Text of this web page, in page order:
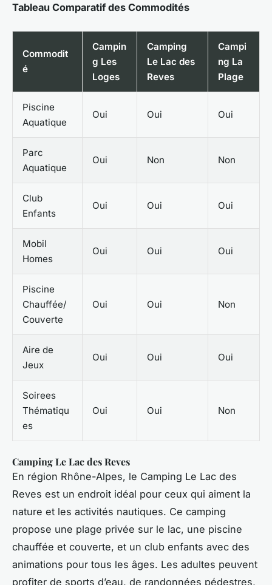
Tableau Comparatif des Commodités
Commodit
é
Campin
g Les
Loges
Camping
Le Lac des
Reves
Campi
ng La
Plage
Piscine
Aquatique
Oui Oui Oui
Parc
Aquatique
Oui Non Non
Club
Enfants
Oui Oui Oui
Mobil
Homes
Oui Oui Oui
Piscine
Chauffée/
Couverte
Oui Oui Non
Aire de
Jeux
Oui Oui Oui
Soirees
Thématiqu
es
Oui Oui Non
Camping Le Lac des Reves
En région Rhône-Alpes, le Camping Le Lac des
Reves est un endroit idéal pour ceux qui aiment la
nature et les activités nautiques. Ce camping
propose une plage privée sur le lac, une piscine
chauffée et couverte, et un club enfants avec des
animations pour tous les âges. Les adultes peuvent
profiter de sports d’eau, de randonnées pédestres,